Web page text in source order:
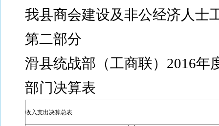
我县商会建设及非公经济人士
第二部分
滑县统战部（工商联）2016年
部门决算表
收入支出决算总表